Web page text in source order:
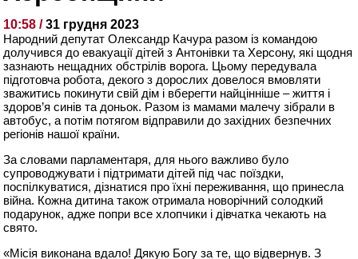
10:58 /31 грудня 2023
Народний депутат Олександр Качура разом із командою
долучився до евакуації дітей з Антонівки та Херсону, які щодня
зазнають нещадних обстрілів ворога. Цьому передувала
підготовча робота, декого з дорослих довелося вмовляти
зважитись покинути свій дім і вберегти найцінніше – життя і
здоров’я синів та доньок. Разом із мамами малечу зібрали в
автобус, а потім потягом відправили до західних безпечних
регіонів нашої країни.
За словами парламентаря, для нього важливо було
супроводжувати і підтримати дітей під час поїздки,
поспілкуватися, дізнатися про їхні переживання, що принесла
війна. Кожна дитина також отримала новорічний солодкий
подарунок, адже попри все хлопчики і дівчатка чекають на
свято.
«Місія виконана вдало! Дякую Богу за те, що відвернув. З